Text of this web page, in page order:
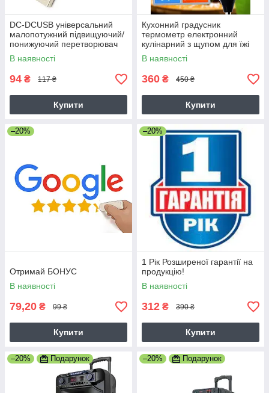
DC-DCUSB універсальний
малопотужний підвищуючий/
понижуючий перетворювач
напруги стабілізатор WX-
6423 5v to 3.3V 9V 12V 24V
3W
В наявності
94 ₴ 117 ₴
Купити
Кухонний градусник
термометр електронний
кулінарний з щупом для їжі
(-50...+300 oC) C функцеями
Hold, C/F Max/
В наявності
360 ₴ 450 ₴
Купити
–20%
Отримай БОНУС
В наявності
79,20 ₴ 99 ₴
Купити
–20%
1 Рік Розширеної гарантії на
продукцію!
В наявності
312 ₴ 390 ₴
Купити
–20% Подарунок –20% Подарунок